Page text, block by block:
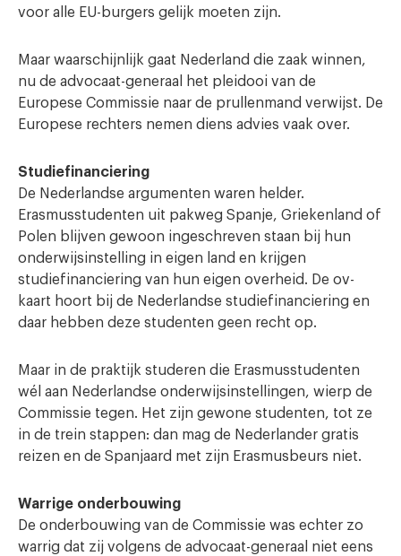
voor alle EU-burgers gelijk moeten zijn.
Maar waarschijnlijk gaat Nederland die zaak winnen,
nu de advocaat-generaal het pleidooi van de
Europese Commissie naar de prullenmand verwijst. De
Europese rechters nemen diens advies vaak over.
Studiefinanciering
De Nederlandse argumenten waren helder.
Erasmusstudenten uit pakweg Spanje, Griekenland of
Polen blijven gewoon ingeschreven staan bij hun
onderwijsinstelling in eigen land en krijgen
studiefinanciering van hun eigen overheid. De ov-
kaart hoort bij de Nederlandse studiefinanciering en
daar hebben deze studenten geen recht op.
Maar in de praktijk studeren die Erasmusstudenten
wél aan Nederlandse onderwijsinstellingen, wierp de
Commissie tegen. Het zijn gewone studenten, tot ze
in de trein stappen: dan mag de Nederlander gratis
reizen en de Spanjaard met zijn Erasmusbeurs niet.
Warrige onderbouwing
De onderbouwing van de Commissie was echter zo
warrig dat zij volgens de advocaat-generaal niet eens